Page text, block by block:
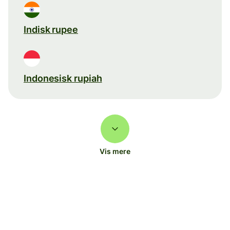
Indisk rupee
Indonesisk rupiah
Vis mere